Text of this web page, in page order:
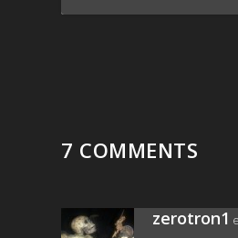
7 COMMENTS
zerotron1